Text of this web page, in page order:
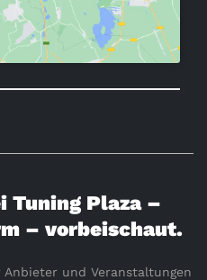
Tuning Plaza –
– vorbeischaut.
und Veranstaltungen